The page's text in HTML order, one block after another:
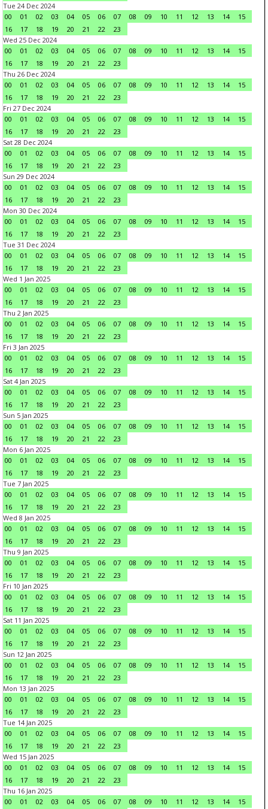
Tue 24 Dec 2024
00
01 02 03 04 05 06 07 08 09 10 11 12 13 14
15
16
17 18 19 20 21 22
23
Wed 25 Dec 2024
00
01 02 03 04 05 06 07 08 09 10 11 12 13 14
15
16
17 18 19 20 21 22
23
Thu 26 Dec 2024
00
01 02 03 04 05 06 07 08 09 10 11 12 13 14
15
16
17 18 19 20 21 22
23
Fri 27 Dec 2024
00
01 02 03 04 05 06 07 08 09 10 11 12 13 14
15
16
17 18 19 20 21 22
23
Sat 28 Dec 2024
00
01 02 03 04 05 06 07 08 09 10 11 12 13 14
15
16
17 18 19 20 21 22
23
Sun 29 Dec 2024
00
01 02 03 04 05 06 07 08 09 10 11 12 13 14
15
16
17 18 19 20 21 22
23
Mon 30 Dec 2024
00
01 02 03 04 05 06 07 08 09 10 11 12 13 14
15
16
17 18 19 20 21 22
23
Tue 31 Dec 2024
00
01 02 03 04 05 06 07 08 09 10 11 12 13 14
15
16
17 18 19 20 21 22
23
Wed 1 Jan 2025
00
01 02 03 04 05 06 07 08 09 10 11 12 13 14
15
16
17 18 19 20 21 22
23
Thu 2 Jan 2025
00
01 02 03 04 05 06 07 08 09 10 11 12 13 14
15
16
17 18 19 20 21 22
23
Fri 3 Jan 2025
00
01 02 03 04 05 06 07 08 09 10 11 12 13 14
15
16
17 18 19 20 21 22
23
Sat 4 Jan 2025
00
01 02 03 04 05 06 07 08 09 10 11 12 13 14
15
16
17 18 19 20 21 22
23
Sun 5 Jan 2025
00
01 02 03 04 05 06 07 08 09 10 11 12 13 14
15
16
17 18 19 20 21 22
23
Mon 6 Jan 2025
00
01 02 03 04 05 06 07 08 09 10 11 12 13 14
15
16
17 18 19 20 21 22
23
Tue 7 Jan 2025
00
01 02 03 04 05 06 07 08 09 10 11 12 13 14
15
16
17 18 19 20 21 22
23
Wed 8 Jan 2025
00
01 02 03 04 05 06 07 08 09 10 11 12 13 14
15
16
17 18 19 20 21 22
23
Thu 9 Jan 2025
00
01 02 03 04 05 06 07 08 09 10 11 12 13 14
15
16
17 18 19 20 21 22
23
Fri 10 Jan 2025
00
01 02 03 04 05 06 07 08 09 10 11 12 13 14
15
16
17 18 19 20 21 22
23
Sat 11 Jan 2025
00
01 02 03 04 05 06 07 08 09 10 11 12 13 14
15
16
17 18 19 20 21 22
23
Sun 12 Jan 2025
00
01 02 03 04 05 06 07 08 09 10 11 12 13 14
15
16
17 18 19 20 21 22
23
Mon 13 Jan 2025
00
01 02 03 04 05 06 07 08 09 10 11 12 13 14
15
16
17 18 19 20 21 22
23
Tue 14 Jan 2025
00
01 02 03 04 05 06 07 08 09 10 11 12 13 14
15
16
17 18 19 20 21 22
23
Wed 15 Jan 2025
00
01 02 03 04 05 06 07 08 09 10 11 12 13 14
15
16
17 18 19 20 21 22
23
Thu 16 Jan 2025
00
01 02 03 04 05 06 07 08 09 10 11 12 13 14
15